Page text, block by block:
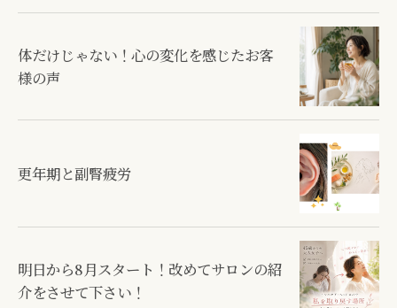
体だけじゃない！心の変化を感じたお客
様の声
更年期と副腎疲労
明日から8月スタート！改めてサロンの紹
介をさせて下さい！